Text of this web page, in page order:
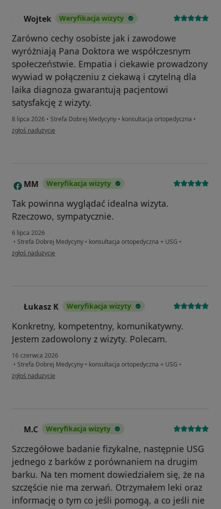
Wojtek Weryfikacja wizyty
Zarówno cechy osobiste jak i zawodowe
wyróżniają Pana Doktora we współczesnym
społeczeństwie. Empatia i ciekawie prowadzony
wywiad w połączeniu z ciekawą i czytelną dla
laika diagnoza gwarantują pacjentowi
satysfakcję z wizyty.
8 lipca 2026 • Strefa Dobrej Medycyny • konsultacja ortopedyczna •
w opinii użytkownika Wojtek
zgłoś nadużycie
M MM Weryfikacja wizyty
Tak powinna wyglądać idealna wizyta.
Rzeczowo, sympatycznie.
6 lipca 2026
• Strefa Dobrej Medycyny • konsultacja ortopedyczna + USG •
w opinii użytkownika MM
zgłoś nadużycie
Łukasz K Weryfikacja wizyty
Konkretny, kompetentny, komunikatywny.
Jestem zadowolony z wizyty. Polecam.
16 czerwca 2026
• Strefa Dobrej Medycyny • konsultacja ortopedyczna + USG •
w opinii użytkownika Łukasz K
zgłoś nadużycie
M.C Weryfikacja wizyty
Szczegółowe badanie fizykalne, następnie USG
jednego z barków z porównaniem na drugim
barku. Na ten moment dowiedziałem się, że na
szczęście nie ma zerwań. Otrzymałem leki oraz
informację o tym co jeśli pomogą, a co jeśli nie